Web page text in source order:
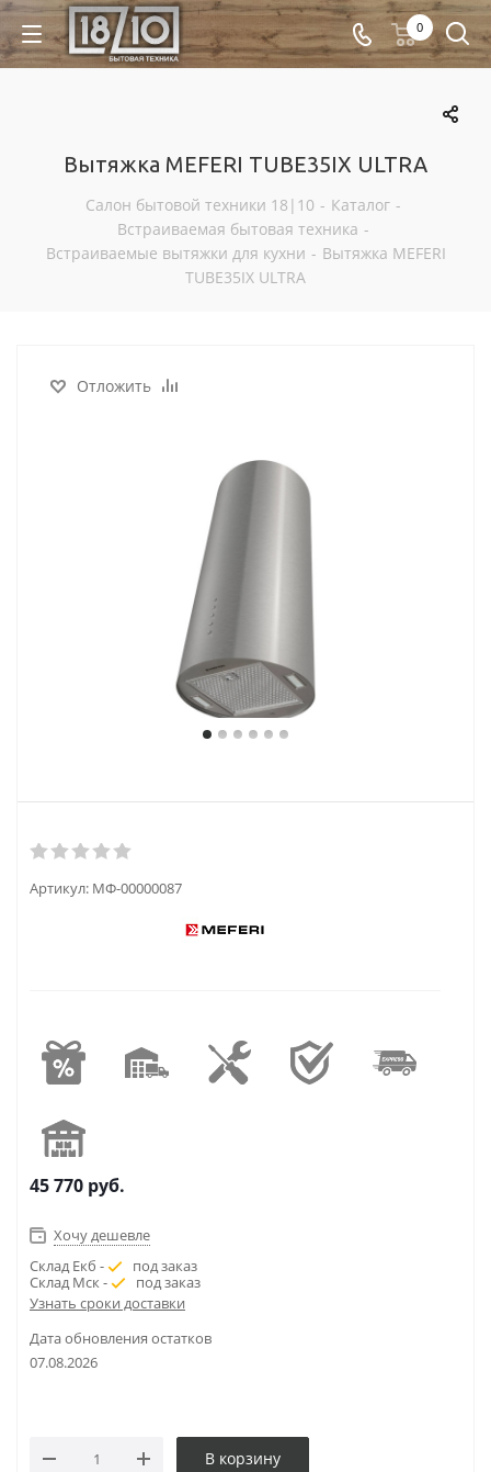
0
Вытяжка MEFERI TUBE35IX ULTRA
Салон бытовой техники 18|10 - Каталог -
Встраиваемая бытовая техника -
Встраиваемые вытяжки для кухни - Вытяжка MEFERI
TUBE35IX ULTRA
Отложить
Артикул: МФ-00000087
45 770 руб.
Хочу дешевле
Склад Екб -
под заказ
Склад Мск -
под заказ
Узнать сроки доставки
Дата обновления остатков
07.08.2026
В корзину